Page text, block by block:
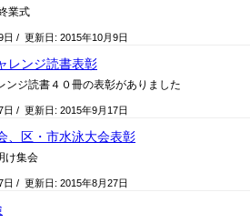
業式
日 / 更新日: 2015年10月9日
レンジ読書表彰
ンジ読書４０冊の表彰がありました
日 / 更新日: 2015年9月17日
、区・市水泳大会表彰
け集会
日 / 更新日: 2015年8月27日